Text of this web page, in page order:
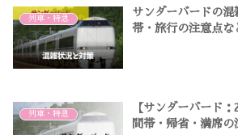
列車・特急
サンダーバードの混
帯・旅行の注意点な
列車・特急
【サンダーバード
間帯・帰省・満席の